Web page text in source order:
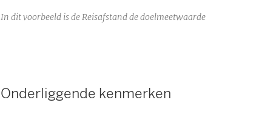
In dit voorbeeld is de Reisafstand de doelmeetwaarde
Onderliggende kenmerken